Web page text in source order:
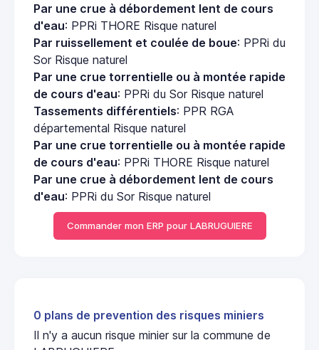
Par une crue à débordement lent de cours
d'eau: PPRi THORE Risque naturel
Par ruissellement et coulée de boue: PPRi du
Sor Risque naturel
Par une crue torrentielle ou à montée rapide
de cours d'eau: PPRi du Sor Risque naturel
Tassements différentiels: PPR RGA
départemental Risque naturel
Par une crue torrentielle ou à montée rapide
de cours d'eau: PPRi THORE Risque naturel
Par une crue à débordement lent de cours
d'eau: PPRi du Sor Risque naturel
Commander mon ERP pour LABRUGUIERE
0 plans de prevention des risques miniers
Il n'y a aucun risque minier sur la commune de